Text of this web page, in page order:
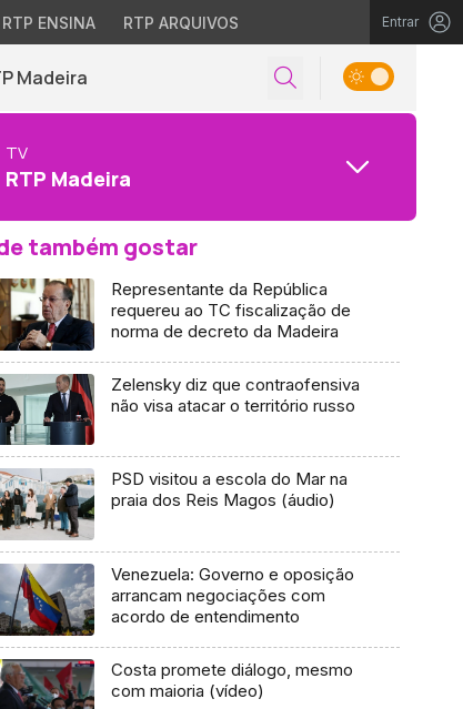
RTP ENSINA RTP ARQUIVOS Entrar
Madeira
TV
RTP Madeira
também gostar
Representante da República
requereu ao TC fiscalização de
norma de decreto da Madeira
Zelensky diz que contraofensiva
não visa atacar o território russo
PSD visitou a escola do Mar na
praia dos Reis Magos (áudio)
Venezuela: Governo e oposição
arrancam negociações com
acordo de entendimento
Costa promete diálogo, mesmo
com maioria (vídeo)